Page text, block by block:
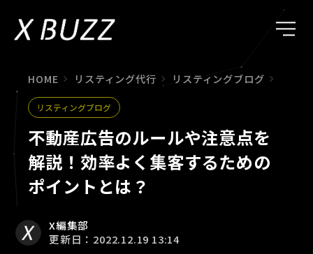
HOME リスティング代行 リスティングブログ
リスティングブログ
不動産広告のルールや注意点を
解説！効率よく集客するための
ポイントとは？
X編集部
更新日：2022.12.19 13:14